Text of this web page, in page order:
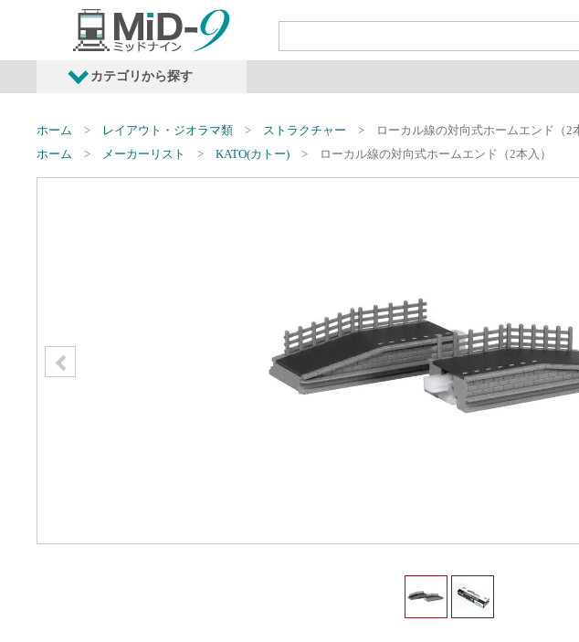
カテゴリから探す
発売予定商品 鉄道車両・オプション レイアウト・ジオ
ホーム レイアウト・ジオラマ類 ストラクチャー
ローカル線の対向式ホームエンド（2
ホーム
メーカーリスト KATO(カトー) ローカル線の対向式ホームエンド（2本入）